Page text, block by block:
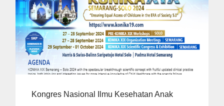
Kongres Nasional Ilmu Kesehatan Anak